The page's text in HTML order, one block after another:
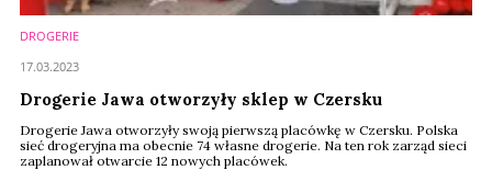
DROGERIE
Drogerie Jawa otworzyły sklep w Czersku
Drogerie Jawa otworzyły swoją pierwszą placówkę w Czersku. Polska
sieć drogeryjna ma obecnie 74 własne drogerie. Na ten rok zarząd sieci
zaplanował otwarcie 12 nowych placówek.
17.03.2023